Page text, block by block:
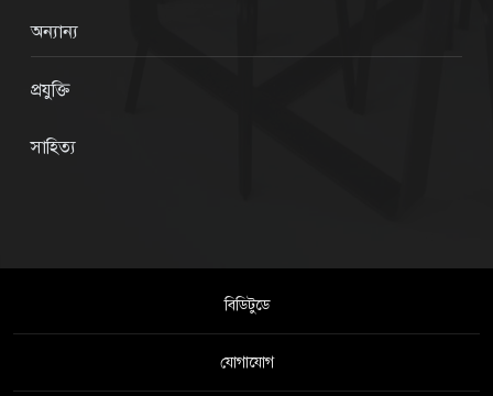
অন্যান্য
প্রযুক্তি
সাহিত্য
বিডিটুডে
যোগাযোগ